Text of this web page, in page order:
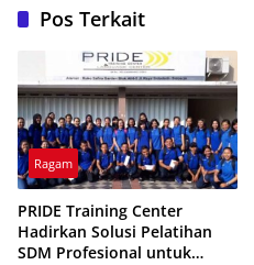
Pos Terkait
Ragam
PRIDE Training Center
Hadirkan Solusi Pelatihan
SDM Profesional untuk